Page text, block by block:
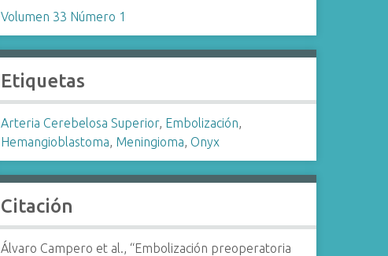
Volumen 33 Número 1
Etiquetas
Arteria Cerebelosa Superior, Embolización,
Hemangioblastoma, Meningioma, Onyx
Citación
Álvaro Campero et al., “Embolización preoperatoria